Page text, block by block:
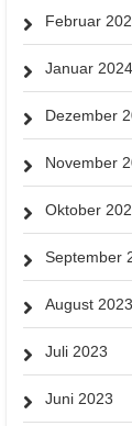
Februar
Januar 2024
Dezember
November
Oktober
September
August 2023
Juli 2023
Juni 2023